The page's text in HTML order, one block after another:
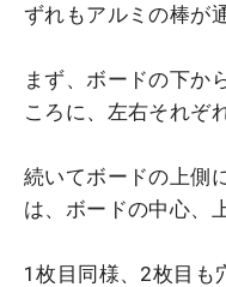
ずれもアルミの棒が
まず、ボードの下か
ころに、左右それぞ
続いてボードの上側
は、ボードの中心、
1枚目同様、2枚目も